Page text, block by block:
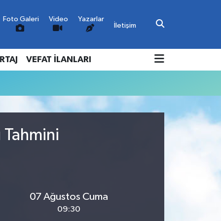
Foto Galeri Video
Yazarlar
İletişim
VEFAT İLANLARI
Tahmini
07 Ağustos Cuma
09:30